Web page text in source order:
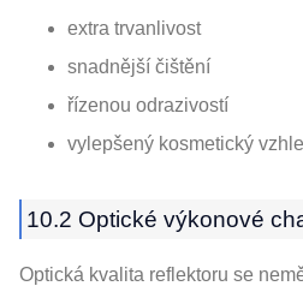
extra trvanlivost
snadnější čištění
řízenou odrazivostí
vylepšený kosmetický
10.2 Optické výkonové
Optická kvalita reflektoru se